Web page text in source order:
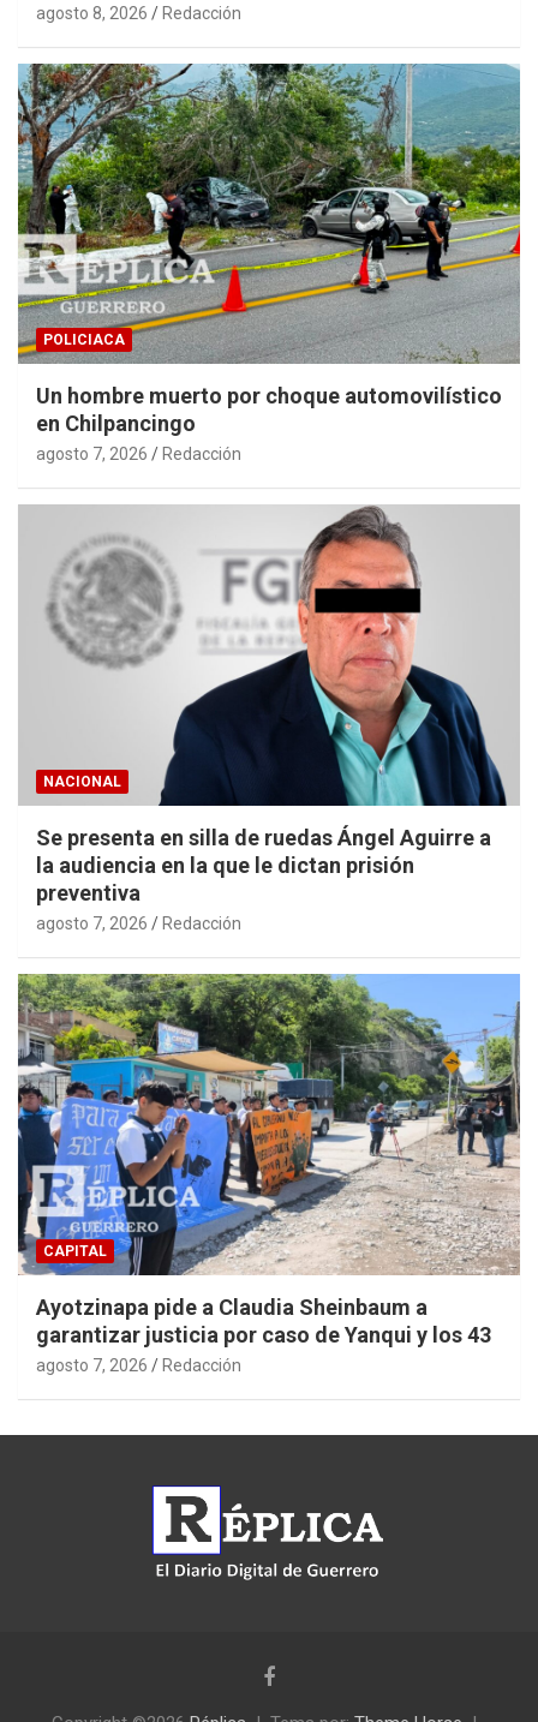
agosto 8, 2026 Redacción
POLICIACA
Un hombre muerto por choque automovilístico
en Chilpancingo
agosto 7, 2026 Redacción
NACIONAL
Se presenta en silla de ruedas Ángel Aguirre a
la audiencia en la que le dictan prisión
preventiva
agosto 7, 2026 Redacción
CAPITAL
Ayotzinapa pide a Claudia Sheinbaum a
garantizar justicia por caso de Yanqui y los 43
agosto 7, 2026 Redacción